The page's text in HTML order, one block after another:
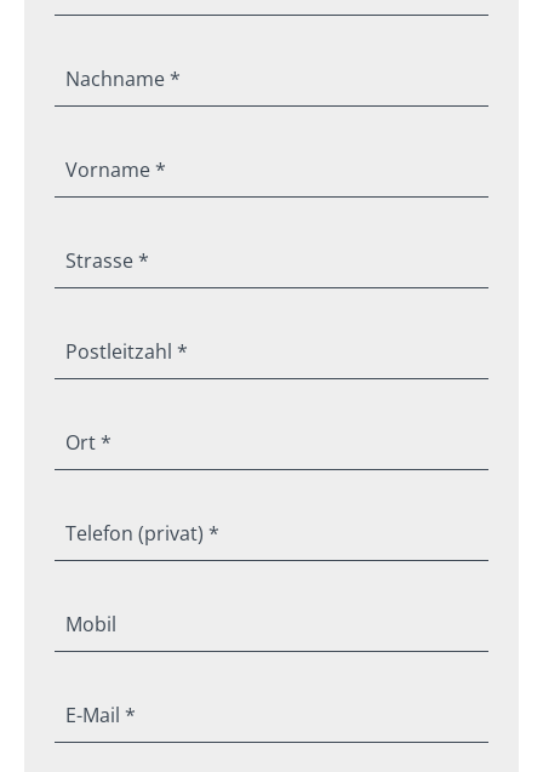
Nachname *
Vorname *
Strasse *
Postleitzahl *
Ort *
Telefon (privat) *
Mobil
E-Mail *